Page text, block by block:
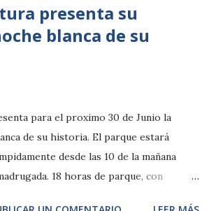
presenta su
blanca de su
para el proximo 30 de Junio la
de su historia. El parque estará
desde las 10 de la mañana
18 horas de parque, con